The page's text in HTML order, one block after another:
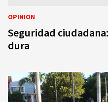
OPINIÓN
Seguridad
dura